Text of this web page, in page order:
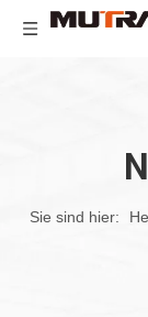
Sie sind hier: